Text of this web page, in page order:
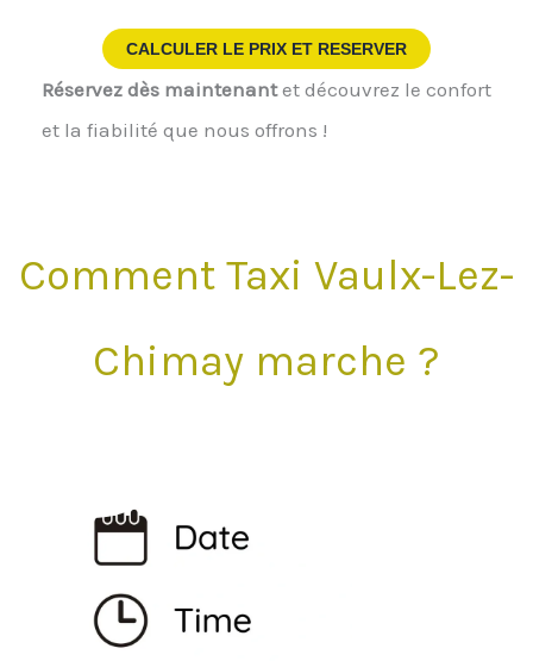
CALCULER LE PRIX ET RESERVER
Réservez dès maintenantet découvrez le confort
et la fiabilité que nous offrons !
Comment Taxi Vaulx-Lez-
Chimay marche ?